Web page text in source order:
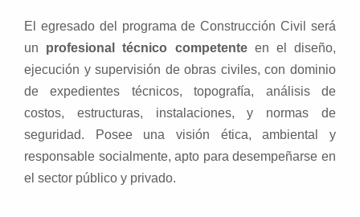
El egresado del programa de Construcción Civil será
un profesional técnico competenteen el diseño,
ejecución y supervisión de obras civiles, con dominio
de expedientes técnicos, topografía, análisis de
costos, estructuras, instalaciones, y normas de
seguridad. Posee una visión ética, ambiental y
responsable socialmente, apto para desempeñarse en
el sector público y privado.